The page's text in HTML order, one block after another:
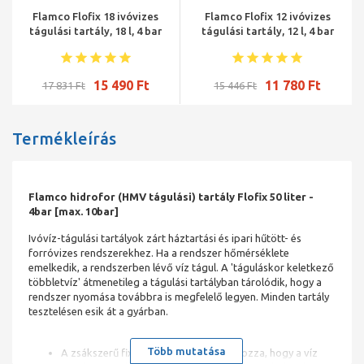
Flamco Flofix 18 ivóvizes
tágulási tartály, 18 l, 4 bar
17 831 Ft 15 490 Ft
Flamco Flofix 12 ivóvizes
tágulási tartály, 12 l, 4 bar
15 446 Ft 11 780 Ft
Termékleírás
Flamco hidrofor (HMV tágulási) tartály Flofix 50 liter -
4bar [max. 10bar]
Ivóvíz-tágulási tartályok zárt háztartási és ipari hűtött- és
forróvizes rendszerekhez. Ha a rendszer hőmérséklete
emelkedik, a rendszerben lévő víz tágul. A 'táguláskor keletkező
többletvíz' átmenetileg a tágulási tartályban tárolódik, hogy a
rendszer nyomása továbbra is megfelelő legyen. Minden tartály
tesztelésen esik át a gyárban.
A zsákszerű fix membrán megakadályozza, hogy a víz
Több mutatása